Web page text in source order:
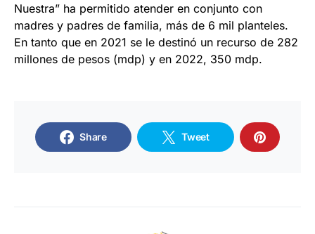
Nuestra” ha permitido atender en conjunto con
madres y padres de familia, más de 6 mil planteles.
En tanto que en 2021 se le destinó un recurso de 282
millones de pesos (mdp) y en 2022, 350 mdp.
Share Tweet